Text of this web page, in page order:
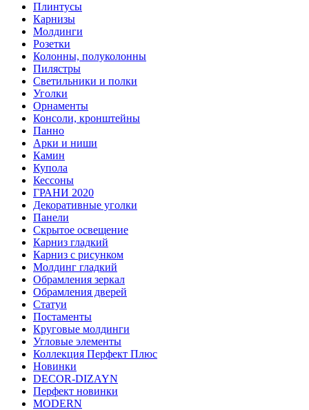
Плинтусы
Карнизы
Молдинги
Розетки
Колонны, полуколонны
Пилястры
Светильники и полки
Уголки
Орнаменты
Консоли, кронштейны
Панно
Арки и ниши
Камин
Купола
Кессоны
ГРАНИ 2020
Декоративные уголки
Панели
Скрытое освещение
Карниз гладкий
Карниз с рисунком
Молдинг гладкий
Обрамления зеркал
Обрамления дверей
Статуи
Постаменты
Круговые молдинги
Угловые элементы
Коллекция Перфект Плюс
Новинки
DECOR-DIZAYN
Перфект новинки
MODERN